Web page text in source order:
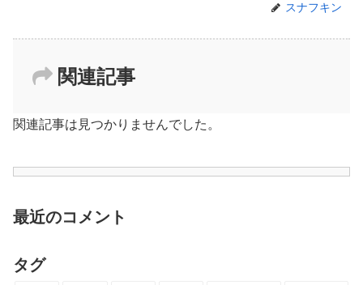
スナフキン
関連記事
関連記事は見つかりませんでした。
最近のコメント
タグ